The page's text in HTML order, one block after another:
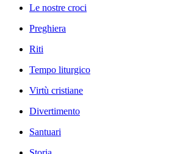
Le nostre croci
Preghiera
Riti
Tempo liturgico
Virtù cristiane
Divertimento
Santuari